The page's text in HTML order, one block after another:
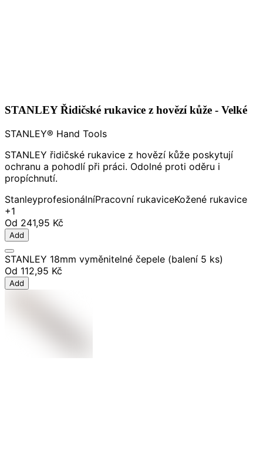
STANLEY Řidičské rukavice z hovězí kůže - Velké
STANLEY® Hand Tools
STANLEY řidičské rukavice z hovězí kůže poskytují
ochranu a pohodlí při práci. Odolné proti oděru i
propíchnutí.
StanleyprofesionálníPracovní rukaviceKožené rukavice
+1
Od 241,95 Kč
Add
STANLEY 18mm vyměnitelné čepele (balení 5 ks)
Od 112,95 Kč
Add